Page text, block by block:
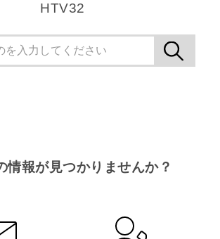
HTV32
情報が見つかりませんか？